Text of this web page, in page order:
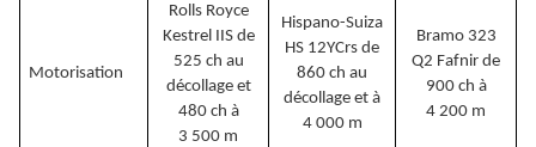
Motorisation
Rolls Royce
Kestrel IIS de
525 ch au
décollage et
480 ch à
3 500 m
Hispano-Suiza
HS 12YCrs de
860 ch au
décollage et à
4 000 m
Bramo 323
Q2 Fafnir de
900 ch à
4 200 m